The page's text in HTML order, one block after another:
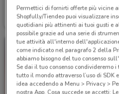
Aldi
Scade domani 9.7 km
Permettici di fornirti offerte più vicine
Shopfully/Tiendeo puoi visualizzare
quotidiani più attinenti ai tuoi gusti e
possibile grazie ad una serie di
tue attività all'interno
come indicato nel paragrafo 2 della
abbiamo bisogno del tuo consenso
Se dai il tuo consenso condivideremo
tutto il mondo attraverso l’uso di SDK
idea accedendo a Menu > Privacy >
nostra App. Cosa succede se accetti: